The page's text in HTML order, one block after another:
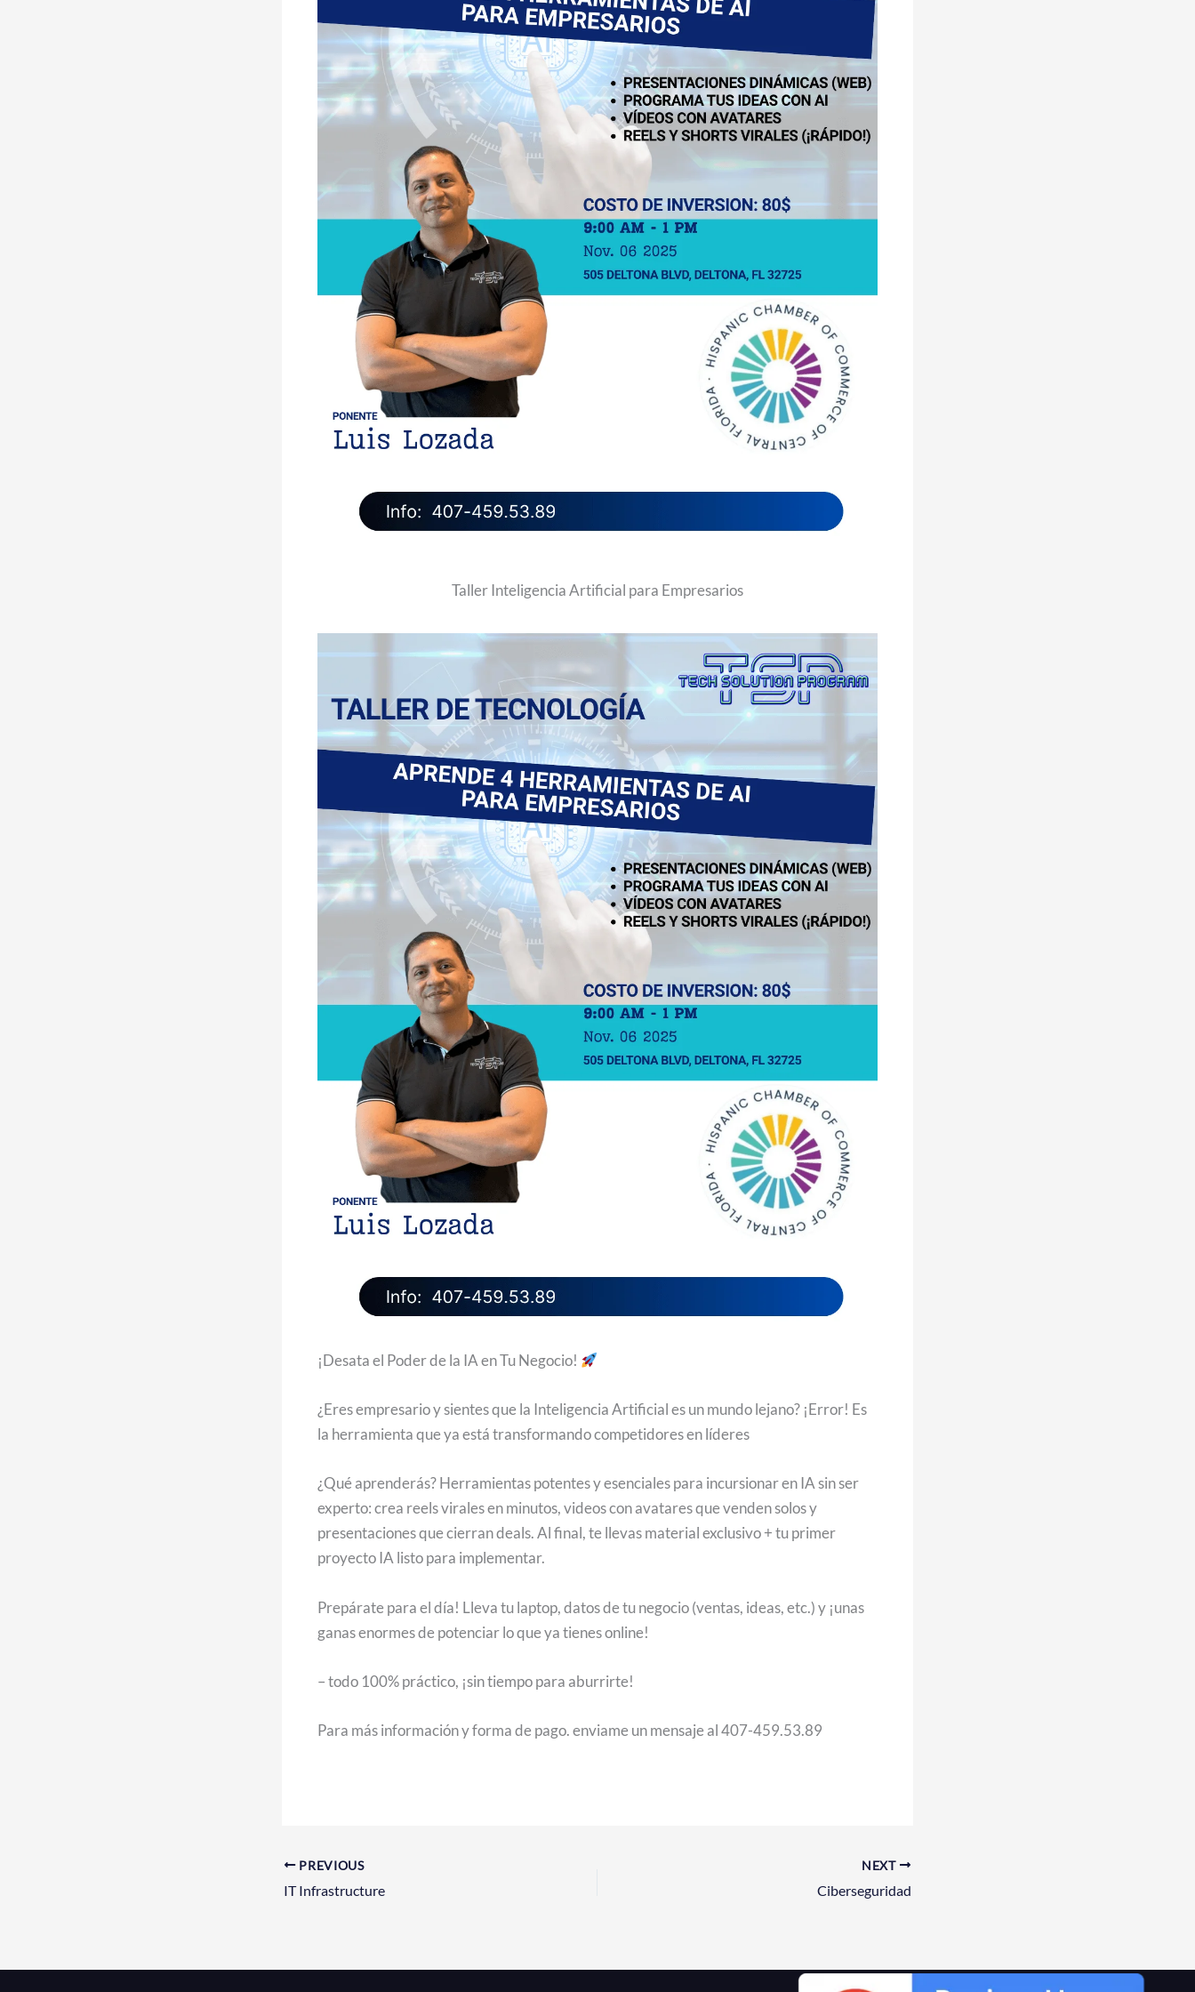
Taller Inteligencia Artificial para Empresarios
¡Desata el Poder de la IA en Tu Negocio!
¿Eres empresario y sientes que la Inteligencia Artificial es un mundo lejano? ¡Error! Es
la herramienta que ya está transformando competidores en líderes
¿Qué aprenderás? Herramientas potentes y esenciales para incursionar en IA sin ser
experto: crea reels virales en minutos, videos con avatares que venden solos y
presentaciones que cierran deals. Al final, te llevas material exclusivo + tu primer
proyecto IA listo para implementar.
Prepárate para el día! Lleva tu laptop, datos de tu negocio (ventas, ideas, etc.) y ¡unas
ganas enormes de potenciar lo que ya tienes online!
– todo 100% práctico, ¡sin tiempo para aburrirte!
Para más información y forma de pago. enviame un mensaje al 407-459.53.89
PREVIOUS
IT Infrastructure
NEXT
Ciberseguridad